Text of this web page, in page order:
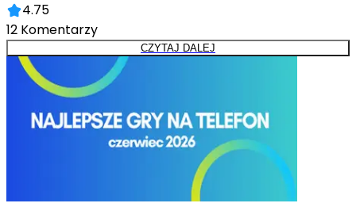
4.75
12 Komentarzy
CZYTAJ DALEJ